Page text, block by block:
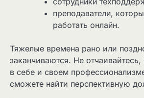
преподаватели,
работать онлайн.
Тяжелые времена рано или
заканчиваются. Не
в себе и своем
сможете найти перспективную